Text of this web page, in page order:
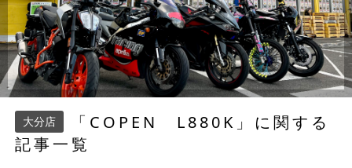
大分店
「COPEN L880K」に関する
記事一覧